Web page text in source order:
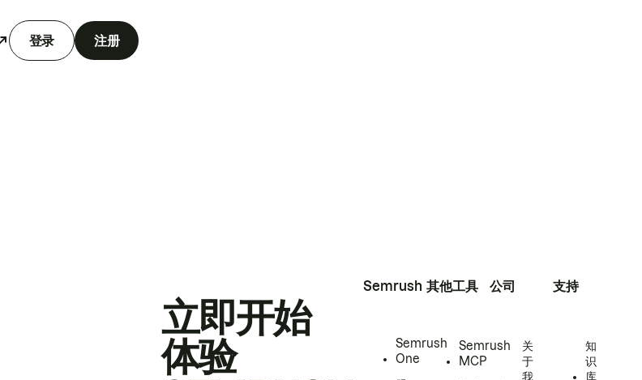
登录 注册
立即开始
体验
Semrush
Semrush
One
其他工具
Semrush
MCP
公司
关
于
我
支持
知
识
库